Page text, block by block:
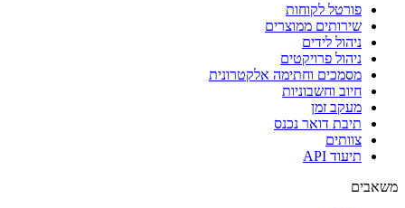
פורטל לקוחות
שירותים ממוצרים
ניהול לידים
ניהול פרויקטים
מסמכים וחתימה אלקטרונית
חיוב וחשבוניות
מעקב זמן
תיבת דואר נכנס
צוותים
תיעוד API
משאבים